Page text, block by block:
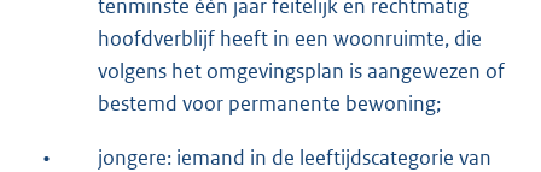
tenminste één jaar feitelijk en rechtmatig
hoofdverblijf heeft in een woonruimte, die
volgens het omgevingsplan is aangewezen of
bestemd voor permanente bewoning;
•
jongere: iemand in de leeftijdscategorie van